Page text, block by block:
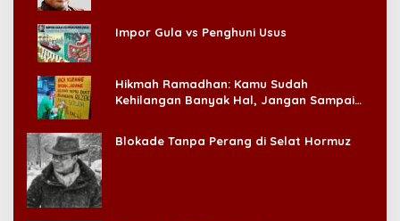
Impor Gula vs Penghuni Usus
Hikmah Ramadhan: Kamu Sudah
Kehilangan Banyak Hal, Jangan Sampai
Blokade Tanpa Perang di Selat Hormuz